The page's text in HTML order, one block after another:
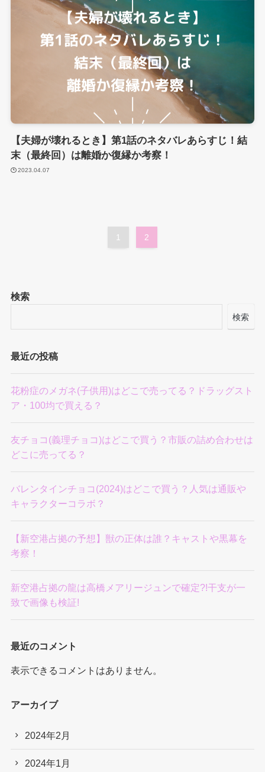
【夫婦が壊れるとき】第1話のネタバレあらすじ！結
末（最終回）は離婚か復縁か考察！
2023.04.07
1 2
検索
検索
最近の投稿
花粉症のメガネ(子供用)はどこで売ってる？ドラッグスト
ア・100均で買える？
友チョコ(義理チョコ)はどこで買う？市販の詰め合わせは
どこに売ってる？
バレンタインチョコ(2024)はどこで買う？人気は通販や
キャラクターコラボ？
【新空港占拠の予想】獣の正体は誰？キャストや黒幕を
考察！
新空港占拠の龍は高橋メアリージュンで確定?!干支が一
致で画像も検証!
最近のコメント
表示できるコメントはありません。
アーカイブ
2024年2月
2024年1月